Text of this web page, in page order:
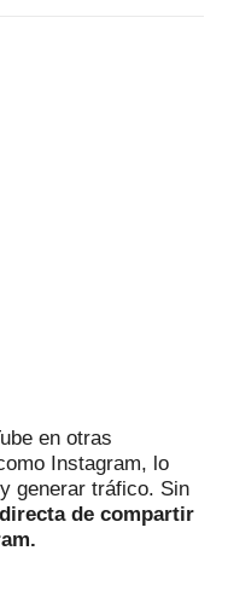
en otras
Instagram, lo
generar tráfico. Sin
de compartir